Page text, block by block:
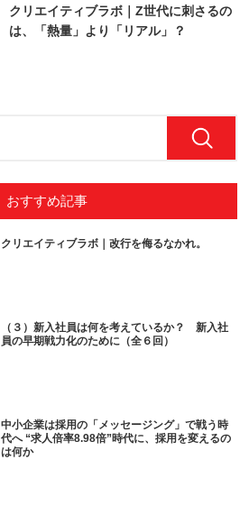
クリエイティブラボ｜Z世代に刺さるの
は、「熱量」より「リアル」？
おすすめ記事
クリエイティブラボ｜改行を侮るなかれ。
（３）新入社員は何を考えているか？ 新入社
員の早期戦力化のために（全６回）
中小企業は採用の「メッセージング」で戦う時
代へ “求人倍率8.98倍”時代に、採用を変えるの
は何か